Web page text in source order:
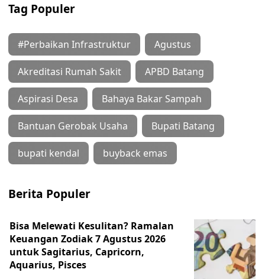
Tag Populer
#Perbaikan Infrastruktur Agustus
Akreditasi Rumah Sakit APBD Batang
Aspirasi Desa Bahaya Bakar Sampah
Bantuan Gerobak Usaha Bupati Batang
bupati kendal buyback emas
Berita Populer
Bisa Melewati Kesulitan? Ramalan
Keuangan Zodiak 7 Agustus 2026
untuk Sagitarius, Capricorn,
Aquarius, Pisces